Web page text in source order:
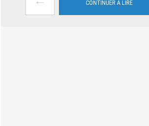
CONTINUER À LIRE